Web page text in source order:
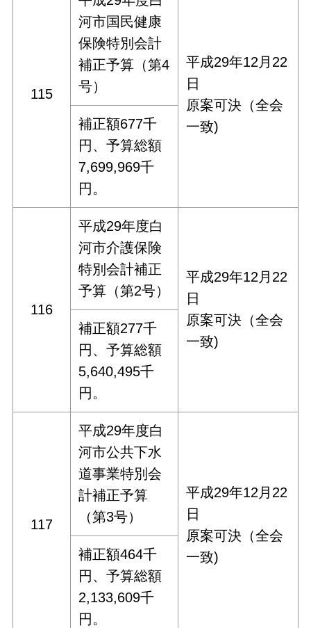
115
河市国民健康
保険特別会計
補正予算（第4
号）
平成29年12月22
日
原案可決（全会
一致)
補正額677千
円、予算総額
7,699,969千
円。
116
平成29年度白
河市介護保険
特別会計補正
予算（第2号）
平成29年12月22
日
原案可決（全会
一致)
補正額277千
円、予算総額
5,640,495千
円。
117
平成29年度白
河市公共下水
道事業特別会
計補正予算
（第3号）
平成29年12月22
日
原案可決（全会
一致)
補正額464千
円、予算総額
2,133,609千
円。